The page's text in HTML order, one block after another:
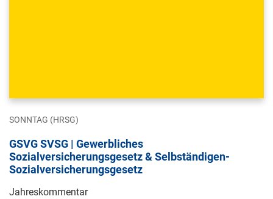
SONNTAG (HRSG)
GSVG SVSG | Gewerbliches
Sozialversicherungsgesetz & Selbständigen-
Sozialversicherungsgesetz
Jahreskommentar